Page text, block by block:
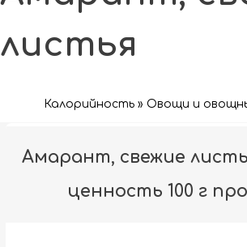
листья
Калорийность » Овощи и
Амарант, свежие
ценность 100 г